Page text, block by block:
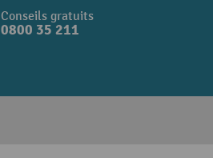
Conseils gratuits
0800 35 211